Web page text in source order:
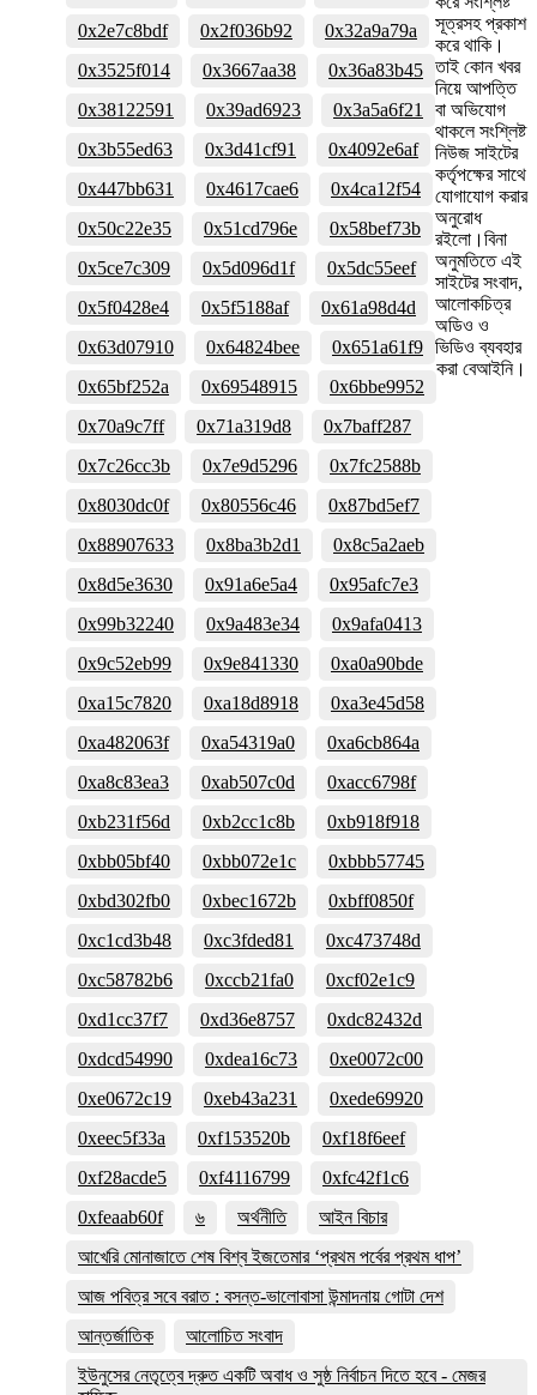
0x2e7c8bdf
0x2f036b92
0x32a9a79a
0x3525f014
0x3667aa38
0x36a83b45
0x38122591
0x39ad6923
0x3a5a6f21
0x3b55ed63
0x3d41cf91
0x4092e6af
0x447bb631
0x4617cae6
0x4ca12f54
0x50c22e35
0x51cd796e
0x58bef73b
0x5ce7c309
0x5d096d1f
0x5dc55eef
0x5f0428e4
0x5f5188af
0x61a98d4d
0x63d07910
0x64824bee
0x651a61f9
0x65bf252a
0x69548915
0x6bbe9952
0x70a9c7ff
0x71a319d8
0x7baff287
0x7c26cc3b
0x7e9d5296
0x7fc2588b
0x8030dc0f
0x80556c46
0x87bd5ef7
0x88907633
0x8ba3b2d1
0x8c5a2aeb
0x8d5e3630
0x91a6e5a4
0x95afc7e3
0x99b32240
0x9a483e34
0x9afa0413
0x9c52eb99
0x9e841330
0xa0a90bde
0xa15c7820
0xa18d8918
0xa3e45d58
0xa482063f
0xa54319a0
0xa6cb864a
0xa8c83ea3
0xab507c0d
0xacc6798f
0xb231f56d
0xb2cc1c8b
0xb918f918
0xbb05bf40
0xbb072e1c
0xbbb57745
0xbd302fb0
0xbec1672b
0xbff0850f
0xc1cd3b48
0xc3fded81
0xc473748d
0xc58782b6
0xccb21fa0
0xcf02e1c9
0xd1cc37f7
0xd36e8757
0xdc82432d
0xdcd54990
0xdea16c73
0xe0072c00
0xe0672c19
0xeb43a231
0xede69920
0xeec5f33a
0xf153520b
0xf18f6eef
0xf28acde5
0xf4116799
0xfc42f1c6
0xfeaab60f
৬ অর্থনীতি
আইন বিচার
আখেরি মোনাজাতে শেষ বিশ্ব ইজতেমার ‘প্রথম পর্বের প্রথম ধাপ’
আজ পবিত্র সবে বরাত : বসন্ত-ভালোবাসা উন্মাদনায় গোটা দেশ
আন্তর্জাতিক
আলোচিত সংবাদ
ইউনুসের নেতৃত্বে দ্রুত একটি অবাধ ও সুষ্ঠ নির্বাচন দিতে হবে - মেজর
সূত্রসহ প্রকাশ
করে থাকি।
তাই কোন খবর
নিয়ে আপত্তি
বা অভিযোগ
থাকলে সংশ্লিষ্ট
নিউজ সাইটের
কর্তৃপক্ষের সাথে
যোগাযোগ করার
অনুরোধ
রইলো।বিনা
অনুমতিতে এই
সাইটের সংবাদ,
আলোকচিত্র
অডিও ও
ভিডিও ব্যবহার
করা বেআইনি।